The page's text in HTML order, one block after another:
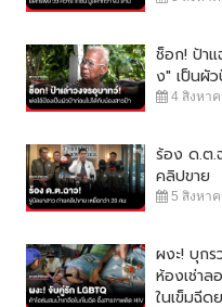
ช็อก! ป้าแ
4 สิงหา
ร้อง ด.ต.
5 สิงหา
ผงะ! บุกร
ในเข็มฉีด
5 สิงหาค